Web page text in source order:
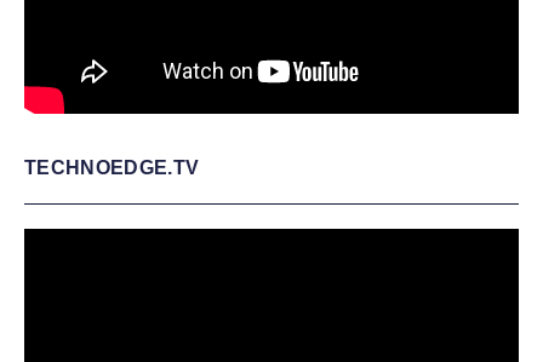
TECHNOEDGE.TV